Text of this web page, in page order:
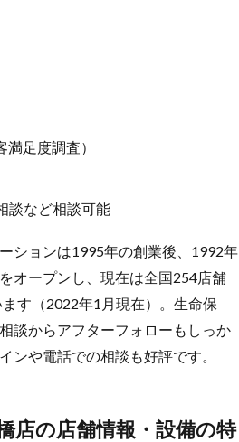
足度調査）
談など相談可能
ションは1995年の創業後、1992年
オープンし、現在は全国254店舗
す（2022年1月現在）。生命保
談からアフターフォローもしっか
ンや電話での相談も好評です。
の店舗情報・設備の特